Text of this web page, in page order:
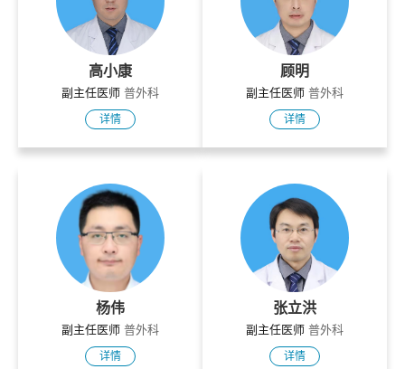
高小康
副主任医师 普外科
详情
顾明
副主任医师 普外科
详情
杨伟
副主任医师 普外科
详情
张立洪
副主任医师 普外科
详情